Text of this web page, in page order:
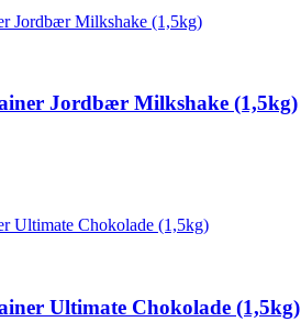
Jordbær Milkshake (1,5kg)
Ultimate Chokolade (1,5kg)